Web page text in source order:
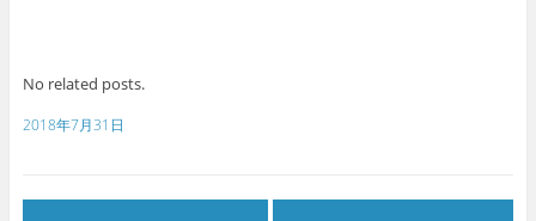
No related posts.
2018年7月31日